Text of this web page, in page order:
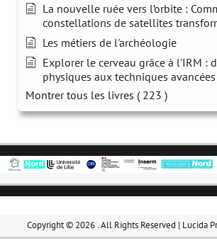
La nouvelle ruée vers l’orbite :
constellations de satellites
Les métiers de l'archéologie
Explorer le cerveau grâce à l'IRM :
physiques aux techniques avancées
Montrer tous les livres ( 223 )
Copyright © 2026. All Rights Reserved | Lucida